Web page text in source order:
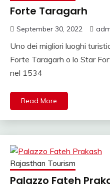
NORD
IN SUD
VIAGGIO
CON
INDIA,
CON
Forte Taragarh
September 30, 2022
Uno dei migliori luoghi
Forte Taragarh o lo Star
nel 1534
Read More
Rajasthan Tourism
Palazzo Fateh